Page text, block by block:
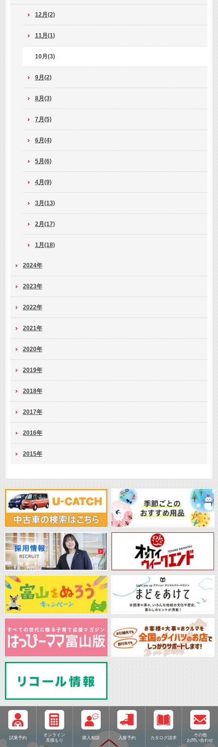
試乗予約
オンライン
見積もり
購入相談 入庫予約 カタログ請求
その他
お問い合わせ
12月(2)
11月(1)
10月(3)
9月(2)
8月(3)
7月(5)
6月(4)
5月(6)
4月(9)
3月(13)
2月(17)
1月(18)
2024年
2023年
2022年
2021年
2020年
2019年
2018年
2017年
2016年
2015年